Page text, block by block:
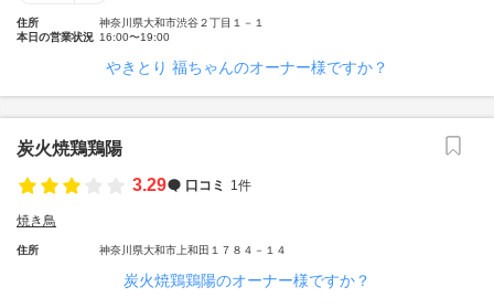
住所
神奈川県大和市渋谷２丁目１－１
本日の営業状況 16:00〜19:00
やきとり 福ちゃんのオーナー様ですか？
炭火焼鶏鶏陽
3.29
口コミ 1件
焼き鳥
住所 神奈川県大和市上和田１７８４－１４
炭火焼鶏鶏陽のオーナー様ですか？